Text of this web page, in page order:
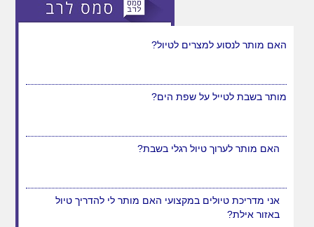
האם מותר לנסוע למצרים לטיול?
מותר בשבת לטייל על שפת הים?
האם מותר לערוך טיול רגלי בשבת?
אני מדריכת טיולים במקצועי האם מותר לי להדריך טיול
באזור אילת?